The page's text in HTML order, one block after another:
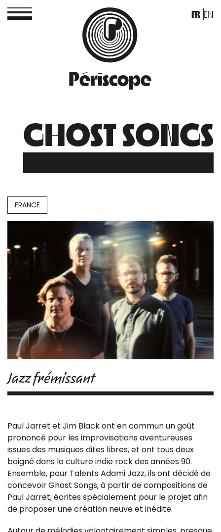
Périscope
FR EN
GHOST SONGS
FRANCE
Jazz frémissant
Paul Jarret et Jim Black ont en commun un goût
prononcé pour les improvisations aventureuses
issues des musiques dites libres, et ont tous deux
baigné dans la culture indie rock des années 90.
Ensemble, pour Talents Adami Jazz, ils ont décidé de
concevoir Ghost Songs, à partir de compositions de
Paul Jarret, écrites spécialement pour le projet afin
de proposer une création neuve et inédite.